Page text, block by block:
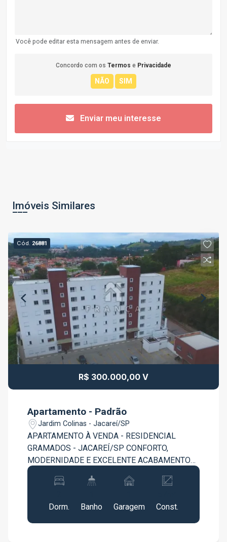
Você pode editar esta mensagem antes de enviar.
Concordo com os Termos e Privacidade
Enviar meu interesse
Imóveis Similares
Cód. 26881
R$ 300.000,00 V
Apartamento - Padrão
Jardim Colinas - Jacareí/SP
APARTAMENTO À VENDA - RESIDENCIAL
GRAMADOS - JACAREÍ/SP CONFORTO,
MODERNIDADE E EXCELENTE ACABAMENTO
EM UM DOS MELHORES ENDEREÇOS DE
JACAREÍ! Este lindo apartamento no
oportunidade para quem busca praticidade,
segurança e um imóvel pronto para morar. O
Dorm.
Banho
Garagem
Const.